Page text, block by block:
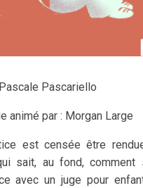
Pascariello
animé par : Morgan Large
est censée être
sait, au fond, comment
avec un juge pour